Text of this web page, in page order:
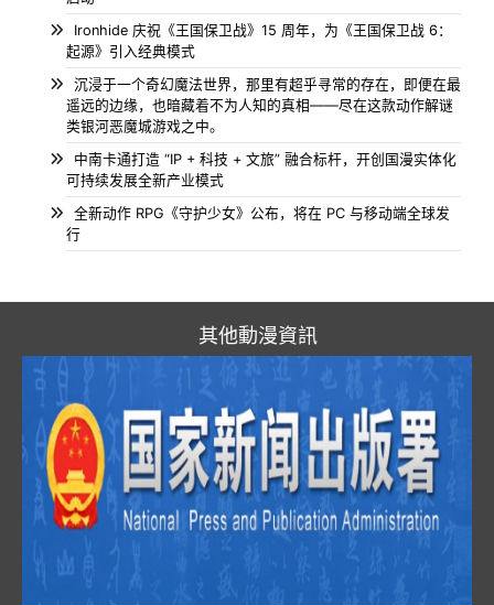
Ironhide 庆祝《王国保卫战》15 周年，为《王国保卫战 6：
起源》引入经典模式
沉浸于一个奇幻魔法世界，那里有超乎寻常的存在，即便在最
遥远的边缘，也暗藏着不为人知的真相——尽在这款动作解谜
类银河恶魔城游戏之中。
中南卡通打造 “IP + 科技 + 文旅” 融合标杆，开创国漫实体化
可持续发展全新产业模式
全新动作 RPG《守护少女》公布，将在 PC 与移动端全球发
行
其他動漫資訊